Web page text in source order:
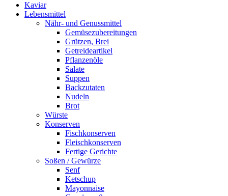
Kaviar
Lebensmittel
Nähr- und Genussmittel
Gemüsezubereitungen
Grützen, Brei
Getreideartikel
Pflanzenöle
Salate
Suppen
Backzutaten
Nudeln
Brot
Würste
Konserven
Fischkonserven
Fleischkonserven
Fertige Gerichte
Soßen / Gewürze
Senf
Ketschup
Mayonnaise